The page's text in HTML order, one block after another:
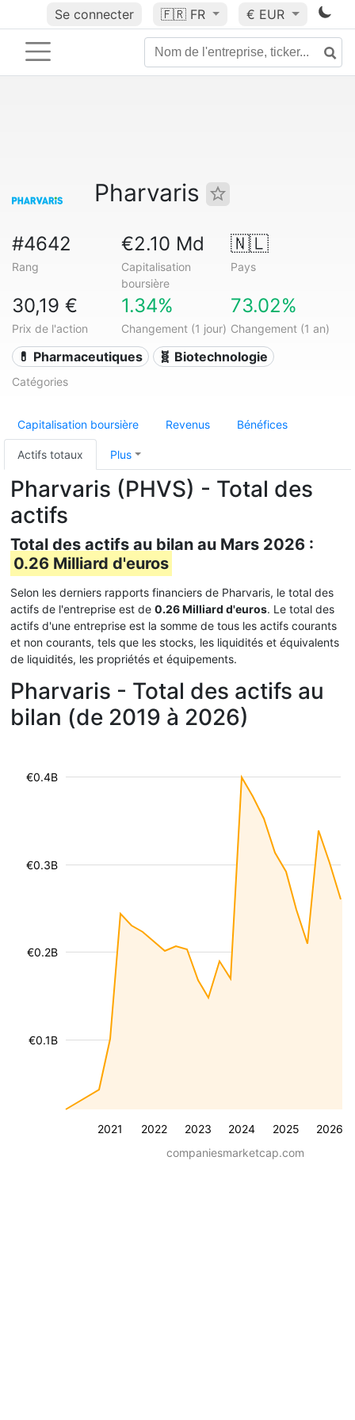
Se connecter 🇫🇷 FR € EUR
Pharvaris
#4642
Rang
€2.10 Md
Capitalisation
boursière
🇳🇱
Pays
30,19 €
Prix de l'action
1.34%
Changement (1 jour)
73.02%
Changement (1 an)
💊 Pharmaceutiques 🧬 Biotechnologie
Catégories
Capitalisation boursière Revenus Bénéfices
Actifs totaux Plus
Pharvaris (PHVS) - Total des
actifs
Total des actifs au bilan au Mars 2026 :
0.26 Milliard d'euros
Selon les derniers rapports financiers de Pharvaris, le total des
actifs de l'entreprise est de 0.26 Milliard d'euros. Le total des
actifs d'une entreprise est la somme de tous les actifs courants
et non courants, tels que les stocks, les liquidités et équivalents
de liquidités, les propriétés et équipements.
Pharvaris - Total des actifs au
bilan (de 2019 à 2026)
2021 2022 2023 2024 2025 2026
€0.1B
€0.2B
€0.3B
€0.4B
companiesmarketcap.com